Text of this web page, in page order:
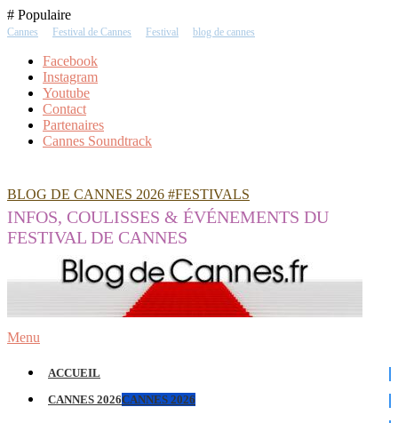
Skip
To
# Populaire
Cannes Festival de Cannes Festival blog de cannes
Facebook
Instagram
Youtube
Contact
Partenaires
Cannes Soundtrack
BLOG DE CANNES 2026 #FESTIVALS
INFOS, COULISSES & ÉVÉNEMENTS DU
FESTIVAL DE CANNES
Menu
ACCUEIL
CANNES 2026CANNES 2026